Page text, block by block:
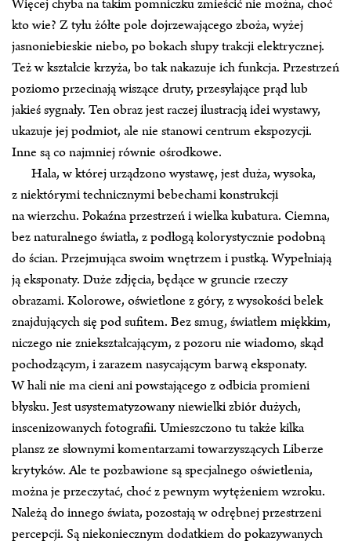
Więcej chyba na takim pomniczku zmieścić nie można, choć
kto wie? Z tyłu żółte pole dojrzewającego zboża, wyżej
jasnoniebieskie niebo, po bokach słupy trakcji elektrycznej.
Też w kształcie krzyża, bo tak nakazuje ich funkcja. Przestrzeń
poziomo przecinają wiszące druty, przesyłające prąd lub
jakieś sygnały. Ten obraz jest raczej ilustracją idei wystawy,
ukazuje jej podmiot, ale nie stanowi centrum ekspozycji.
Inne są co najmniej równie ośrodkowe.
Hala, w której urządzono wystawę, jest duża, wysoka,
z niektórymi technicznymi bebechami konstrukcji
na wierzchu. Pokaźna przestrzeń i wielka kubatura. Ciemna,
bez naturalnego światła, z podłogą kolorystycznie podobną
do ścian. Przejmująca swoim wnętrzem i pustką. Wypełniają
ją eksponaty. Duże zdjęcia, będące w gruncie rzeczy
obrazami. Kolorowe, oświetlone z góry, z wysokości belek
znajdujących się pod sufitem. Bez smug, światłem miękkim,
niczego nie zniekształcającym, z pozoru nie wiadomo, skąd
pochodzącym, i zarazem nasycającym barwą eksponaty.
W hali nie ma cieni ani powstającego z odbicia promieni
błysku. Jest usystematyzowany niewielki zbiór dużych,
inscenizowanych fotografii. Umieszczono tu także kilka
plansz ze słownymi komentarzami towarzyszących Liberze
krytyków. Ale te pozbawione są specjalnego oświetlenia,
można je przeczytać, choć z pewnym wytężeniem wzroku.
Należą do innego świata, pozostają w odrębnej przestrzeni
percepcji. Są niekoniecznym dodatkiem do pokazywanych